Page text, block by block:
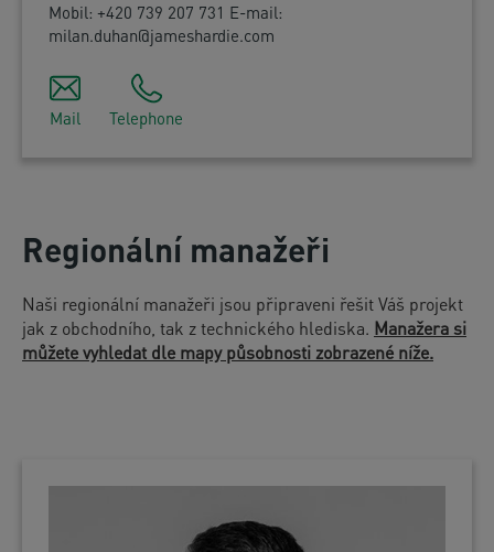
Mobil: +420 739 207 731 E-mail:
milan.duhan@jameshardie.com
Mail Telephone
Regionální manažeři
Naši regionální manažeři jsou připraveni řešit Váš projekt
jak z obchodního, tak z technického hlediska. Manažera si
můžete vyhledat dle mapy působnosti zobrazené níže.